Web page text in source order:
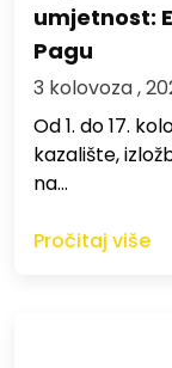
umjetnost:
Pagu
3 kolovoza ,
Od 1. do 17.
kazalište,
na…
Pročitaj više